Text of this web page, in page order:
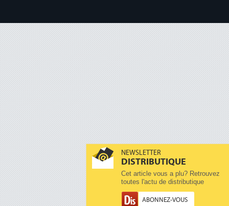
NEWSLETTER
DISTRIBUTIQUE
Cet article vous a plu? Retrouvez
toutes l'actu de distributique
ABONNEZ-VOUS